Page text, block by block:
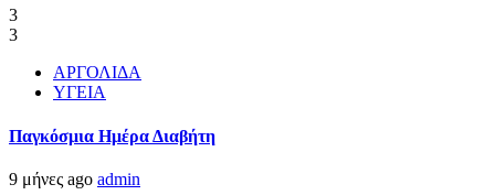
3
3
ΑΡΓΟΛΙΔΑ
ΥΓΕΙΑ
Παγκόσμια Ημέρα Διαβήτη
9 μήνες ago admin